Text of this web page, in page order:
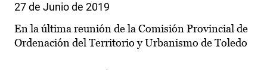
27 de Junio de 2019
En la última reunión de la Comisión Provincial de
Ordenación del Territorio y Urbanismo de Toledo